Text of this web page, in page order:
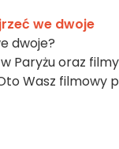
we dwoje
dwoje?
Paryżu oraz
Wasz filmowy